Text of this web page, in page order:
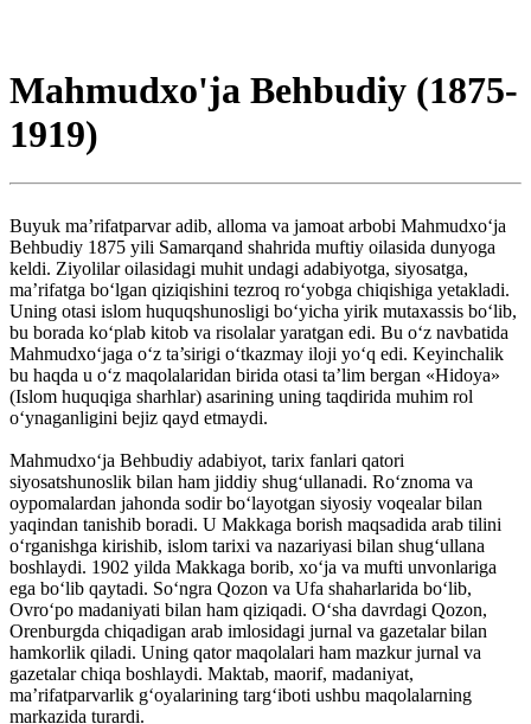
Mahmudxo'ja Behbudiy (1875-
1919)
Buyuk ma’rifatparvar adib, alloma va jamoat arbobi Mahmudxo‘ja
Behbudiy 1875 yili Samarqand shahrida muftiy oilasida dunyoga
keldi. Ziyolilar oilasidagi muhit undagi adabiyotga, siyosatga,
ma’rifatga bo‘lgan qiziqishini tezroq ro‘yobga chiqishiga yetakladi.
Uning otasi islom huquqshunosligi bo‘yicha yirik mutaxassis bo‘lib,
bu borada ko‘plab kitob va risolalar yaratgan edi. Bu o‘z navbatida
Mahmudxo‘jaga o‘z ta’sirigi o‘tkazmay iloji yo‘q edi. Keyinchalik
bu haqda u o‘z maqolalaridan birida otasi ta’lim bergan «Hidoya»
(Islom huquqiga sharhlar) asarining uning taqdirida muhim rol
o‘ynaganligini bejiz qayd etmaydi.
Mahmudxo‘ja Behbudiy adabiyot, tarix fanlari qatori
siyosatshunoslik bilan ham jiddiy shug‘ullanadi. Ro‘znoma va
oypomalardan jahonda sodir bo‘layotgan siyosiy voqealar bilan
yaqindan tanishib boradi. U Makkaga borish maqsadida arab tilini
o‘rganishga kirishib, islom tarixi va nazariyasi bilan shug‘ullana
boshlaydi. 1902 yilda Makkaga borib, xo‘ja va mufti unvonlariga
ega bo‘lib qaytadi. So‘ngra Qozon va Ufa shaharlarida bo‘lib,
Ovro‘po madaniyati bilan ham qiziqadi. O‘sha davrdagi Qozon,
Orenburgda chiqadigan arab imlosidagi jurnal va gazetalar bilan
hamkorlik qiladi. Uning qator maqolalari ham mazkur jurnal va
gazetalar chiqa boshlaydi. Maktab, maorif, madaniyat,
ma’rifatparvarlik g‘oyalarining targ‘iboti ushbu maqolalarning
markazida turardi.